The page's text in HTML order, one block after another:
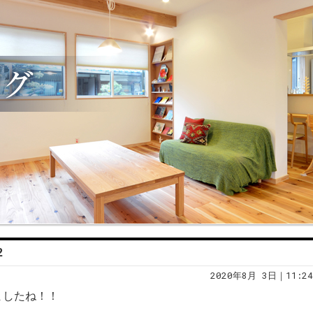
2020年8月 3日｜11:24
たね！！